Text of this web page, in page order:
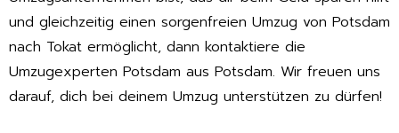
und gleichzeitig einen sorgenfreien Umzug von Potsdam
nach Tokat ermöglicht, dann kontaktiere die
Umzugexperten Potsdam aus Potsdam. Wir freuen uns
darauf, dich bei deinem Umzug unterstützen zu dürfen!